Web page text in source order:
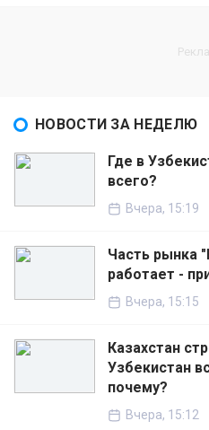
НОВОСТИ ЗА НЕДЕЛЮ
Где в
всего?
Вчера, 15:19
Часть рынка
работает -
Вчера, 15:15
Казахстан
Узбекистан
почему?
Вчера, 15:12